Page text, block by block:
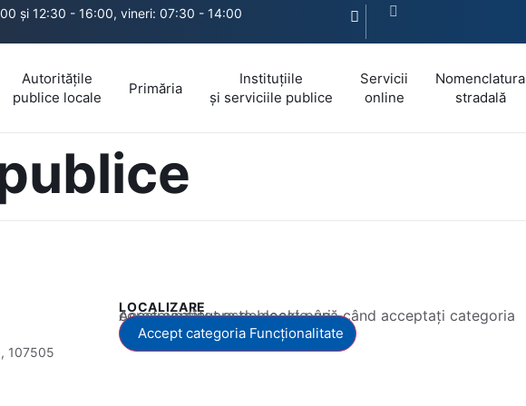
și 12:30 - 16:00, vineri: 07:30 - 14:00
Autoritățile
publice locale
Primăria
Instituțiile
și serviciile publice
Servicii
online
Nomenclatura
stradală
107505
LOCALIZARE
Acest conținut este blocat până când acceptați categoria corespunzătoare de cookie-uri.
Accept categoria Funcționalitate